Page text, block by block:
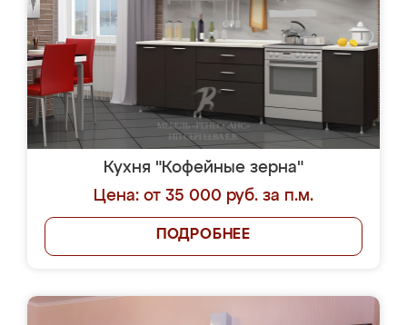
Кухня "Кофейные зерна"
Цена: от 35 000 руб. за п.м.
ПОДРОБНЕЕ